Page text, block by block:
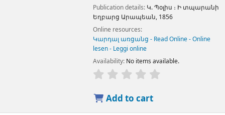
Publication details: Կ. Պօլիս ։ Ի տպարանի
Եղբարց Արապեան, 1856
Online resources:
Կարդալ առցանց - Read Online - Online
lesen - Leggi online
Availability: No items available.
Add to cart